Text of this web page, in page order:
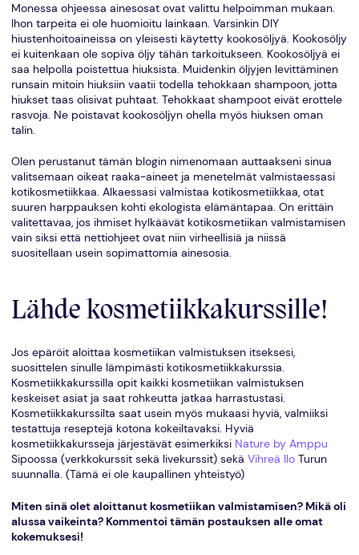
Monessa ohjeessa ainesosat ovat valittu helpoimman mukaan.
Ihon tarpeita ei ole huomioitu lainkaan. Varsinkin DIY
hiustenhoitoaineissa on yleisesti käytetty kookosöljyä. Kookosöljy
ei kuitenkaan ole sopiva öljy tähän tarkoitukseen. Kookosöljyä ei
saa helpolla poistettua hiuksista. Muidenkin öljyjen levittäminen
runsain mitoin hiuksiin vaatii todella tehokkaan shampoon, jotta
hiukset taas olisivat puhtaat. Tehokkaat shampoot eivät erottele
rasvoja. Ne poistavat kookosöljyn ohella myös hiuksen oman
talin.
Olen perustanut tämän blogin nimenomaan auttaakseni sinua
valitsemaan oikeat raaka-aineet ja menetelmät valmistaessasi
kotikosmetiikkaa. Alkaessasi valmistaa kotikosmetiikkaa, otat
suuren harppauksen kohti ekologista elämäntapaa. On erittäin
valitettavaa, jos ihmiset hylkäävät kotikosmetiikan valmistamisen
vain siksi että nettiohjeet ovat niin virheellisiä ja niissä
suositellaan usein sopimattomia ainesosia.
Lähde kosmetiikkakurssille!
Jos epäröit aloittaa kosmetiikan valmistuksen itseksesi,
suosittelen sinulle lämpimästi kotikosmetiikkakurssia.
Kosmetiikkakurssilla opit kaikki kosmetiikan valmistuksen
keskeiset asiat ja saat rohkeutta jatkaa harrastustasi.
Kosmetiikkakurssilta saat usein myös mukaasi hyviä, valmiiksi
testattuja reseptejä kotona kokeiltavaksi. Hyviä
kosmetiikkakursseja järjestävät esimerkiksi Nature by Amppu
Sipoossa (verkkokurssit sekä livekurssit) sekä Vihreä IloTurun
suunnalla. (Tämä ei ole kaupallinen yhteistyö)
Miten sinä olet aloittanut kosmetiikan valmistamisen? Mikä oli
alussa vaikeinta? Kommentoi tämän postauksen alle omat
kokemuksesi!